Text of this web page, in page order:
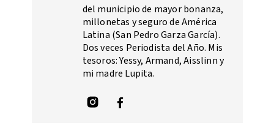
del municipio de mayor bonanza,
millonetas y seguro de América
Latina (San Pedro Garza García).
Dos veces Periodista del Año. Mis
tesoros: Yessy, Armand, Aisslinn y
mi madre Lupita.